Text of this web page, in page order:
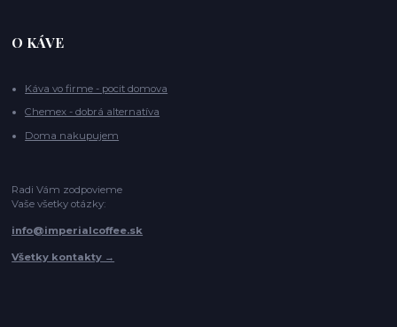
O KÁVE
Káva vo firme - pocit domova
Chemex - dobrá alternatíva
Doma nakupujem
Radi Vám zodpovieme
Vaše všetky otázky:
info@imperialcoffee.sk
Všetky kontakty →